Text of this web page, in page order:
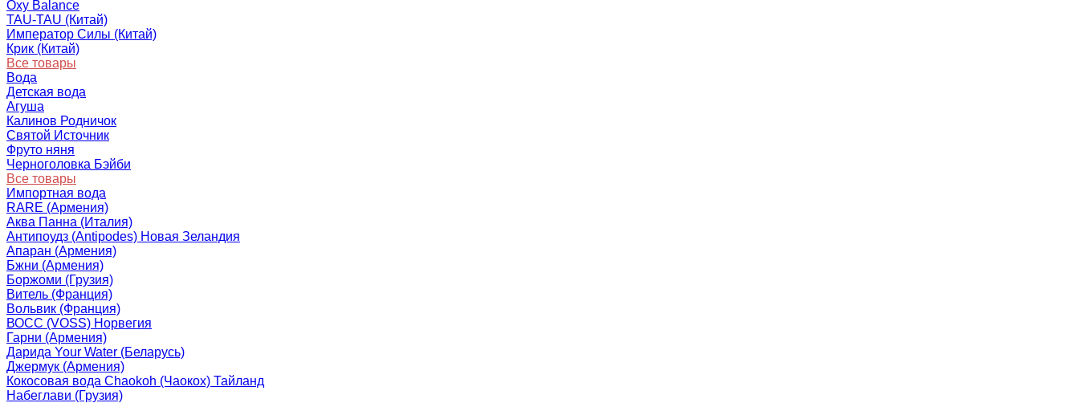
Oxy Balance
TAU-TAU (Китай)
Император Силы (Китай)
Крик (Китай)
Все товары
Вода
Детская вода
Агуша
Калинов Родничок
Святой Источник
Фруто няня
Черноголовка Бэйби
Все товары
Импортная вода
RARE (Армения)
Аква Панна (Италия)
Антипоудз (Antipodes) Новая Зеландия
Апаран (Армения)
Бжни (Армения)
Боржоми (Грузия)
Витель (Франция)
Вольвик (Франция)
ВОСС (VOSS) Норвегия
Гарни (Армения)
Дарида Your Water (Беларусь)
Джермук (Армения)
Кокосовая вода Chaokoh (Чаокох) Тайланд
Набеглави (Грузия)